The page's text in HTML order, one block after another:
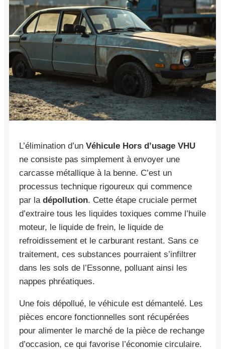
L’élimination d’un Véhicule Hors d’usage VHU
ne consiste pas simplement à envoyer une
carcasse métallique à la benne. C’est un
processus technique rigoureux qui commence
par la dépollution. Cette étape cruciale permet
d’extraire tous les liquides toxiques comme l’huile
moteur, le liquide de frein, le liquide de
refroidissement et le carburant restant. Sans ce
traitement, ces substances pourraient s’infiltrer
dans les sols de l’Essonne, polluant ainsi les
nappes phréatiques.
Une fois dépollué, le véhicule est démantelé. Les
pièces encore fonctionnelles sont récupérées
pour alimenter le marché de la pièce de rechange
d’occasion, ce qui favorise l’économie circulaire.